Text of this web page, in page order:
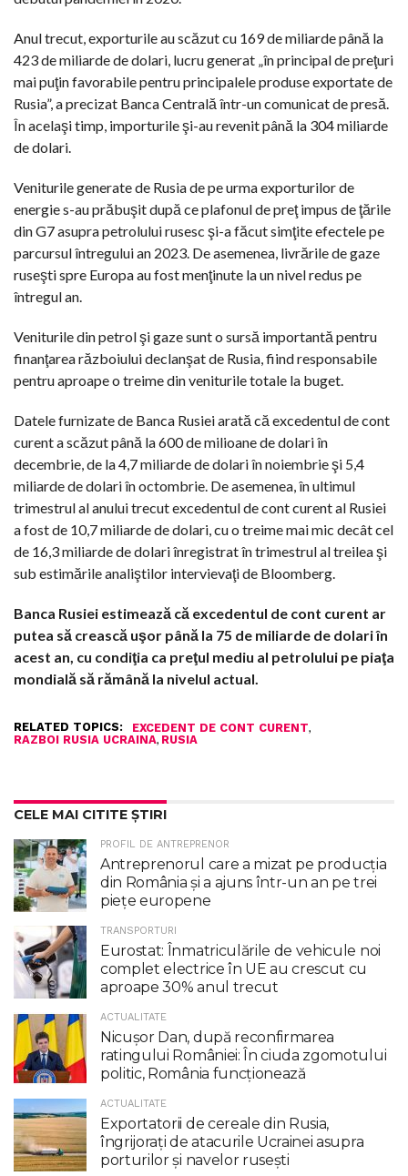
Anul trecut, exporturile au scăzut cu 169 de miliarde până la
423 de miliarde de dolari, lucru generat „în principal de preţuri
mai puţin favorabile pentru principalele produse exportate de
Rusia”, a precizat Banca Centrală într-un comunicat de presă.
În acelaşi timp, importurile şi-au revenit până la 304 miliarde
de dolari.
Veniturile generate de Rusia de pe urma exporturilor de
energie s-au prăbuşit după ce plafonul de preţ impus de ţările
din G7 asupra petrolului rusesc şi-a făcut simţite efectele pe
parcursul întregului an 2023. De asemenea, livrările de gaze
ruseşti spre Europa au fost menţinute la un nivel redus pe
întregul an.
Veniturile din petrol şi gaze sunt o sursă importantă pentru
finanţarea războiului declanşat de Rusia, fiind responsabile
pentru aproape o treime din veniturile totale la buget.
Datele furnizate de Banca Rusiei arată că excedentul de cont
curent a scăzut până la 600 de milioane de dolari în
decembrie, de la 4,7 miliarde de dolari în noiembrie şi 5,4
miliarde de dolari în octombrie. De asemenea, în ultimul
trimestrul al anului trecut excedentul de cont curent al Rusiei
a fost de 10,7 miliarde de dolari, cu o treime mai mic decât cel
de 16,3 miliarde de dolari înregistrat în trimestrul al treilea şi
sub estimările analiştilor intervievaţi de Bloomberg.
Banca Rusiei estimează că excedentul de cont curent ar
putea să crească uşor până la 75 de miliarde de dolari în
acest an, cu condiţia ca preţul mediu al petrolului pe piaţa
mondială să rămână la nivelul actual.
RELATED TOPICS: EXCEDENT DE CONT CURENT,
RAZBOI RUSIA UCRAINA, RUSIA
CELE MAI CITITE ȘTIRI
PROFIL DE ANTREPRENOR
Antreprenorul care a mizat pe producția
din România și a ajuns într-un an pe trei
piețe europene
TRANSPORTURI
Eurostat: Înmatriculările de vehicule noi
complet electrice în UE au crescut cu
aproape 30% anul trecut
ACTUALITATE
Nicuşor Dan, după reconfirmarea
ratingului României: În ciuda zgomotului
politic, România funcţionează
ACTUALITATE
Exportatorii de cereale din Rusia,
îngrijorați de atacurile Ucrainei asupra
porturilor și navelor rusești